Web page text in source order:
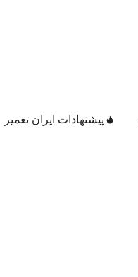
پیشنهادات ایران تعمیر